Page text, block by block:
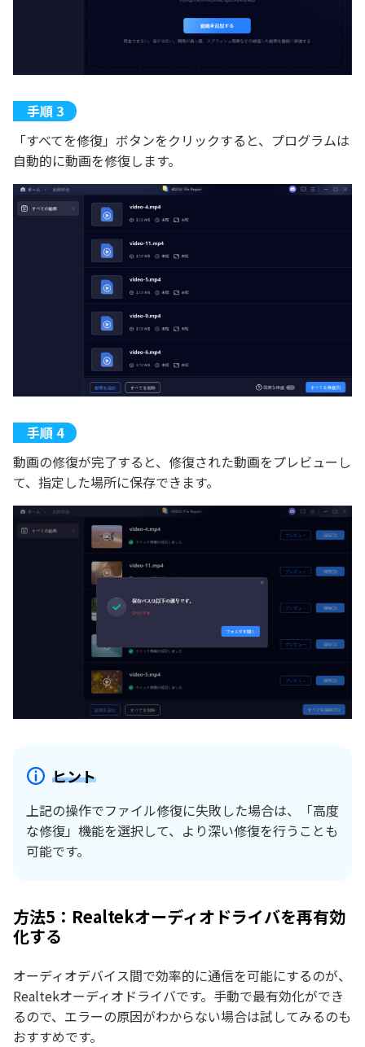
「すべてを修復」ボタンをクリックすると、プログラムは
自動的に動画を修復します。
動画の修復が完了すると、修復された動画をプレビューし
て、指定した場所に保存できます。
ヒント
上記の操作でファイル修復に失敗した場合は、「高度
な修復」機能を選択して、より深い修復を行うことも
可能です。
方法5：Realtekオーディオドライバを再有効
化する
オーディオデバイス間で効率的に通信を可能にするのが、
Realtekオーディオドライバです。手動で最有効化ができ
るので、エラーの原因がわからない場合は試してみるのも
おすすめです。